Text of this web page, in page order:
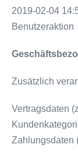
2019-02-04
Benutzeraktion
Zusätzlich
Vertragsdaten
Zahlungsdaten